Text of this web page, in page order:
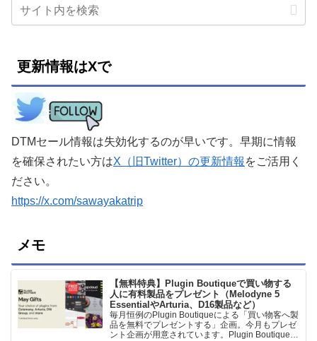
更新情報はXで
DTMセール情報は失効化するのが早いです。早期に情報
を確保されたい方はX（旧Twitter）の更新情報 をご活用く
ださい。
https://x.com/sawayakatrip
メモ
【無料特典】Plugin Boutiqueで買い物する
人に有料製品をプレゼント（Melodyne 5
EssentialやArturia、D16製品など）
毎月恒例のPlugin Boutiqueによる「買い物客へ製
品を無料でプレゼントする」企画。今月もプレゼ
ント企画が用意されています。Plugin Boutiqueで